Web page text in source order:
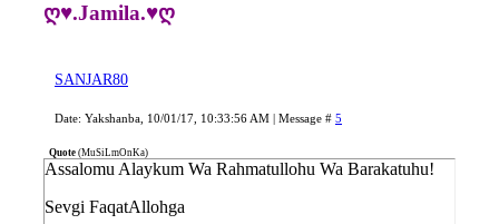
ღ♥.Jamila.♥ღ
SANJAR80
Date: Yakshanba, 10/01/17, 10:33:56 AM | Message # 5
Quote (MuSiLmOnKa)
Assalomu Alaykum Wa Rahmatullohu Wa Barakatuhu!
Sevgi FaqatAllohga